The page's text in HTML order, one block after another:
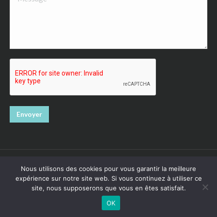
Envoyer
Pattoune chez soi - Pau
© Pattoune chez soi - Pau. Tous droits réservés.
Nous utilisons des cookies pour vous garantir la meilleure
expérience sur notre site web. Si vous continuez à utiliser ce
site, nous supposerons que vous en êtes satisfait.
OK